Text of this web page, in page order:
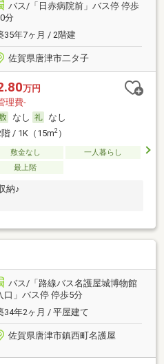
バス/「日赤病院前」バス停 停歩
分
35年7ヶ月 / 2階建
佐賀県唐津市二タ子
万円
理費-
なし
なし
/ 1K（15m2）
敷金なし
一人暮らし
最上階
納♪
バス/「路線バス名護屋城博物館
口」バス停 停歩5分
34年2ヶ月 / 平屋建て
佐賀県唐津市鎮西町名護屋